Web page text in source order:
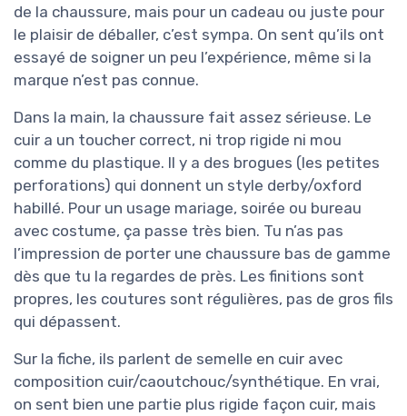
de la chaussure, mais pour un cadeau ou juste pour
le plaisir de déballer, c’est sympa. On sent qu’ils ont
essayé de soigner un peu l’expérience, même si la
marque n’est pas connue.
Dans la main, la chaussure fait assez sérieuse. Le
cuir a un toucher correct, ni trop rigide ni mou
comme du plastique. Il y a des brogues (les petites
perforations) qui donnent un style derby/oxford
habillé. Pour un usage mariage, soirée ou bureau
avec costume, ça passe très bien. Tu n’as pas
l’impression de porter une chaussure bas de gamme
dès que tu la regardes de près. Les finitions sont
propres, les coutures sont régulières, pas de gros fils
qui dépassent.
Sur la fiche, ils parlent de semelle en cuir avec
composition cuir/caoutchouc/synthétique. En vrai,
on sent bien une partie plus rigide façon cuir, mais